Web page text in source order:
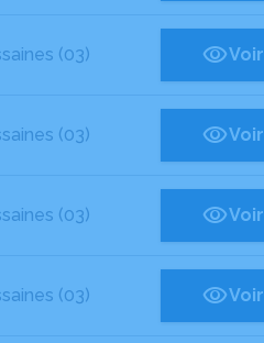
(03) Voir
(03) Voir
(03) Voir
(03) Voir